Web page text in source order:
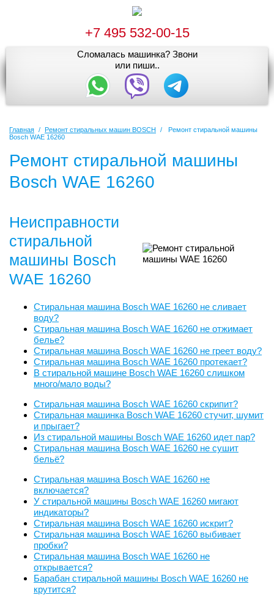
+7 495 532-00-15
Сломалась машинка? Звони
или пиши..
Главная / Ремонт стиральных машин BOSCH /
Ремонт стиральной машины
Bosch WAE 16260
Ремонт стиральной машины
Bosch WAE 16260
Неисправности
стиральной
машины Bosch
WAE 16260
Стиральная машина Bosch WAE 16260 не сливает
воду?
Стиральная машина Bosch WAE 16260 не отжимает
белье?
Стиральная машина Bosch WAE 16260 не греет воду?
Стиральная машина Bosch WAE 16260 протекает?
В стиральной машине Bosch WAE 16260 слишком
много/мало воды?
Стиральная машина Bosch WAE 16260 скрипит?
Стиральная машинка Bosch WAE 16260 стучит, шумит
и прыгает?
Из стиральной машины Bosch WAE 16260 идет пар?
Стиральная машина Bosch WAE 16260 не сушит
бельё?
Стиральная машина Bosch WAE 16260 не
включается?
У стиральной машины Bosch WAE 16260 мигают
индикаторы?
Стиральная машина Bosch WAE 16260 искрит?
Стиральная машина Bosch WAE 16260 выбивает
пробки?
Стиральная машина Bosch WAE 16260 не
открывается?
Барабан стиральной машины Bosch WAE 16260 не
крутится?